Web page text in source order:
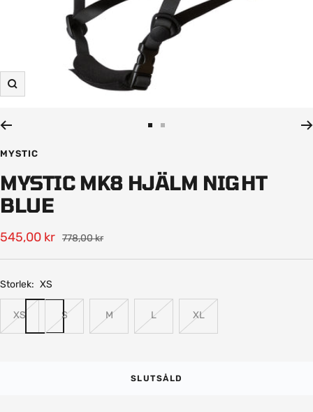
Zooma
2
MYSTIC
MYSTIC MK8 HJÄLM NIGHT
BLUE
Rea-
pris
545,00 kr Pris
778,00 kr
Storlek: XS
XS S M L XL
SLUTSÅLD